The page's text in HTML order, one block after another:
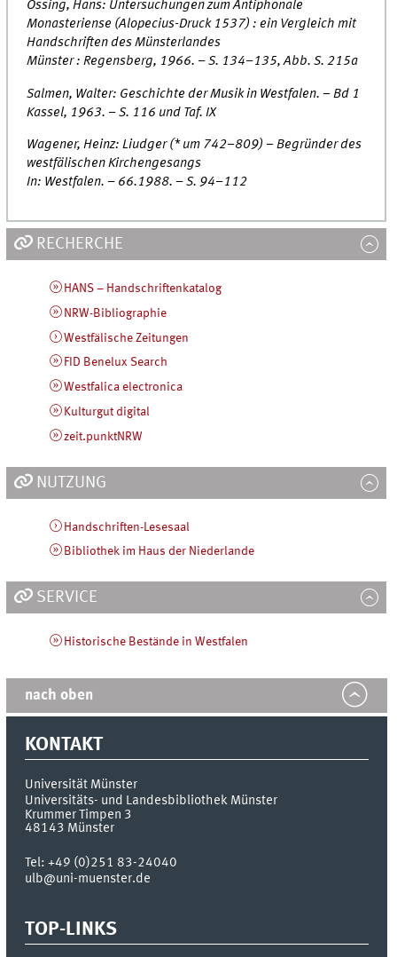
Ossing, Hans: Untersuchungen zum Antiphonale
Monasteriense (Alopecius-Druck 1537) : ein Vergleich mit
Handschriften des Münsterlandes
Münster : Regensberg, 1966. – S. 134–135, Abb. S. 215a
Salmen, Walter: Geschichte der Musik in Westfalen. – Bd 1
Kassel, 1963. – S. 116 und Taf. IX
Wagener, Heinz: Liudger (* um 742–809) – Begründer des
westfälischen Kirchengesangs
In: Westfalen. – 66.1988. – S. 94–112
RECHERCHE
HANS – Handschriftenkatalog
NRW-Bibliographie
Westfälische Zeitungen
FID Benelux Search
Westfalica electronica
Kulturgut digital
zeit.punktNRW
NUTZUNG
Handschriften-Lesesaal
Bibliothek im Haus der Niederlande
SERVICE
Historische Bestände in Westfalen
nach oben
KONTAKT
Universität Münster
Universitäts- und Landesbibliothek Münster
Krummer Timpen 3
48143 Münster
Tel:+49 (0)251 83-24040
ulb@uni-muenster.de
TOP-LINKS